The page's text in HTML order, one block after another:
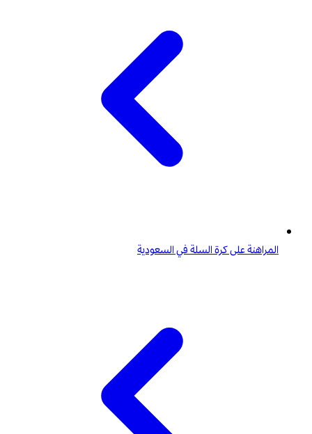
المراهنة على كرة السلة في السعودية